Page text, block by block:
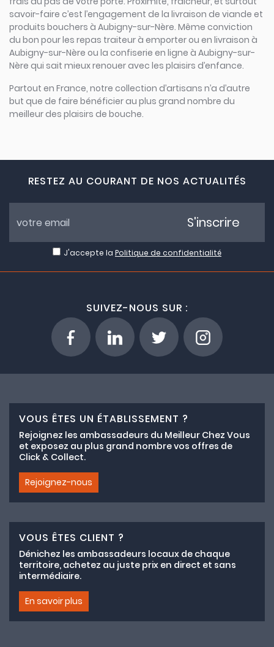
savoir-faire c’est l’engagement de la livraison de viande et
produits bouchers à Aubigny-sur-Nère. Même conviction
du bon pour les repas traiteur à emporter ou en livraison à
Aubigny-sur-Nère ou la confiserie en ligne à Aubigny-sur-
Nère qui sait mieux renouer avec les plaisirs d’enfance.
Partout en France, notre collection d’artisans n’a d’autre
but que de faire bénéficier au plus grand nombre du
meilleur des plaisirs de bouche.
RESTEZ AU COURANT DE NOS ACTUALITÉS
J'accepte la Politique de confidentialité
S'inscrire
SUIVEZ-NOUS SUR :
VOUS ÊTES UN ÉTABLISSEMENT ?
Rejoignez les ambassadeurs du Meilleur Chez Vous
et exposez au plus grand nombre vos offres de
Click & Collect.
Rejoignez-nous
VOUS ÊTES CLIENT ?
Dénichez les ambassadeurs locaux de chaque
territoire, achetez au juste prix en direct et sans
intermédiaire.
En savoir plus